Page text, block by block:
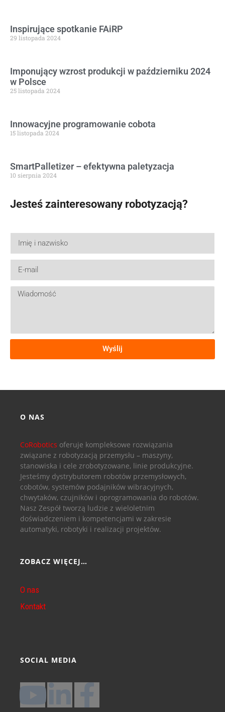
Inspirujące spotkanie FAiRP
29 listopada 2024
Imponujący wzrost produkcji w październiku 2024
w Polsce
25 listopada 2024
Innowacyjne programowanie cobota
15 listopada 2024
SmartPalletizer – efektywna paletyzacja
10 sierpnia 2024
Jesteś zainteresowany robotyzacją?
Wyślij
O NAS
CoRobotics oferuje kompleksowe rozwiązania
związane z robotyzacją przemysłu – maszyny,
stanowiska i cele zrobotyzowane, linie produkcyjne.
Jesteśmy dystrybutorem robotów przemysłowych,
cobotów, systemów podajników wibracyjnych,
chwytaków, czujników i oprogramowania do robotów.
Nasz Zespół tworzą ludzie z wieloletnim
doświadczeniem i kompetencjami w zakresie
automatyki, robotyki i realizacji projektów.
ZOBACZ WIĘCEJ…
O nas
Kontakt
SOCIAL MEDIA